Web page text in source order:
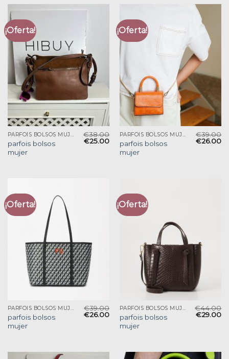
¡Oferta!
PARFOIS BOLSOS MUJER
parfois bolsos
mujer
€38.00
€25.00
¡Oferta!
PARFOIS BOLSOS MUJER
parfois bolsos
mujer
€39.00
€26.00
¡Oferta!
PARFOIS BOLSOS MUJER
parfois bolsos
mujer
€39.00
€26.00
¡Oferta!
PARFOIS BOLSOS MUJER
parfois bolsos
mujer
€44.00
€29.00